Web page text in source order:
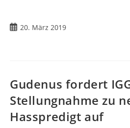
20. März 2019
Gudenus fordert
Stellungnahme zu
Hasspredigt auf